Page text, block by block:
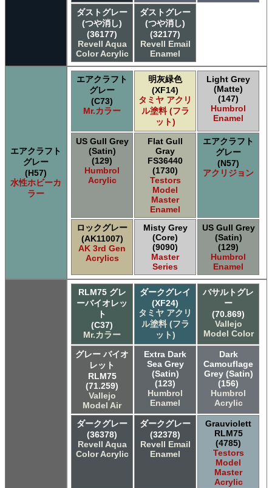
ダストグレー
(つや消し)
(36177)
Revell Aqua
Color Acrylic
ダストグレー
(つや消し)
(32177)
Revell Email
Enamel
エアクラフト
グレー
(H57)
水性ホビーカ
ラー
エアクラフト
グレー
(C73)
Mr.カラー
明灰緑色
(XF14)
タミヤ アクリ
ル塗料 (フラ
ット)
Light Grey
(Matte)
(147)
Humbrol
Enamel
US Gull Grey
(Satin)
(129)
Humbrol
Acrylic
Flat Gull
Gray
FS36440
(1730)
Testors
Model
Master
Enamel
エアクラフト
グレー
(N57)
アクリジョン
ロックグレー
(AK11007)
AK 3rd Gen
Acrylics
Misty Grey
(Core)
(9090)
Master
Series
US Gull Grey
(Satin)
(129)
Humbrol
Enamel
RLM75 グレ
ーバイオレッ
ト
(C37)
Mr.カラー
ダークグレイ
(XF24)
タミヤ アクリ
ル塗料 (フラ
ット)
バサルトグレ
ー
(70.869)
Vallejo
Model Color
グレー バイオ
レット
RLM75
(71.259)
Vallejo
Model Air
Extra Dark
Sea Grey
(Satin)
(123)
Humbrol
Enamel
Dark
Camouflage
Grey (Satin)
(156)
Humbrol
Acrylic
ダークグレー
(36378)
Revell Aqua
Color Acrylic
ダークグレー
(32378)
Revell Email
Enamel
Grauviolett
RLM75
(4785)
Testors
Model
Master
Acrylic